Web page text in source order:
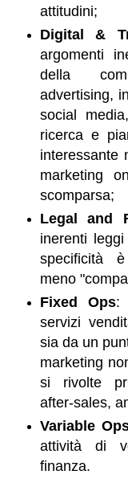
attitudini;
Digital &
argomenti
della
advertising,
social
ricerca e
interessante
marketing
scomparsa;
Legal and
inerenti
specificità
meno
Fixed Ops:
servizi
sia da un
marketing
si rivolte
after-sales,
Variable
attività di
finanza.